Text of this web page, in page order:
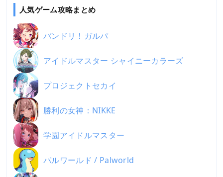
人気ゲーム攻略まとめ
バンドリ！ガルパ
アイドルマスター シャイニーカラーズ
プロジェクトセカイ
勝利の女神：NIKKE
学園アイドルマスター
パルワールド / Palworld